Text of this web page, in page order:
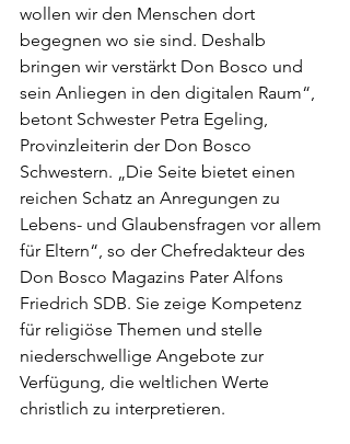
wollen wir den Menschen dort
begegnen wo sie sind. Deshalb
bringen wir verstärkt Don Bosco und
sein Anliegen in den digitalen Raum“,
betont Schwester Petra Egeling,
Provinzleiterin der Don Bosco
Schwestern. „Die Seite bietet einen
reichen Schatz an Anregungen zu
Lebens- und Glaubensfragen vor allem
für Eltern“, so der Chefredakteur des
Don Bosco Magazins Pater Alfons
Friedrich SDB. Sie zeige Kompetenz
für religiöse Themen und stelle
niederschwellige Angebote zur
Verfügung, die weltlichen Werte
christlich zu interpretieren.